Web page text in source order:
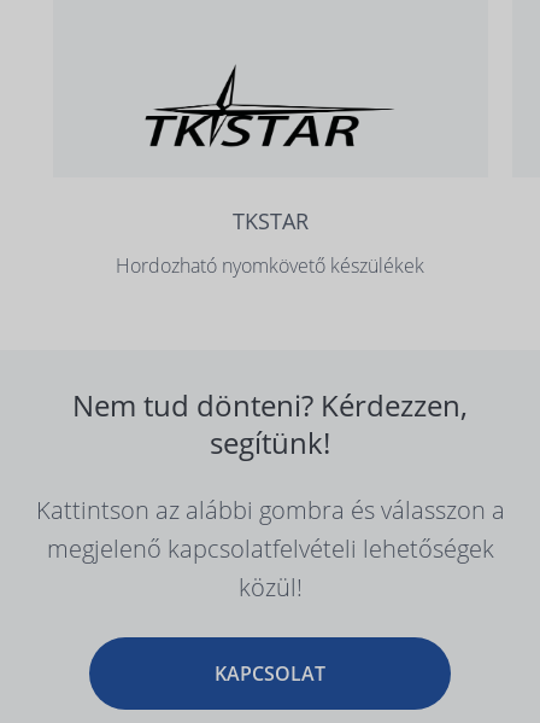
TKSTAR
Hordozható nyomkövető készülékek
Nem tud dönteni? Kérdezzen,
segítünk!
Kattintson az alábbi gombra és válasszon a
megjelenő kapcsolatfelvételi lehetőségek
közül!
KAPCSOLAT